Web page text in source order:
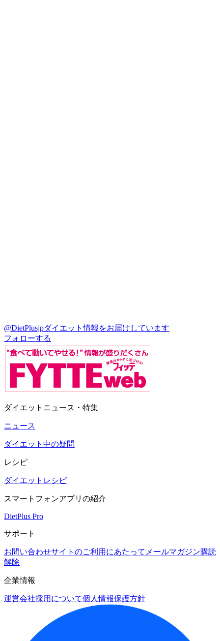
@DietPlusjpダイエット情報をお届けしています
フォローする
ダイエットニュース・特集
ニュース
ダイエット中の疑問
レシピ
ダイエットレシピ
スマートフォンアプリの紹介
DietPlus Pro
サポート
お問い合わせサイトのご利用にあたって メールマガジン購読
解除
企業情報
運営会社採用について個人情報保護方針